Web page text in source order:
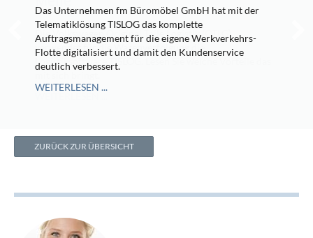
Das Unternehmen fm Büromöbel GmbH hat mit der
Telematiklösung TISLOG das komplette
Auftragsmanagement für die eigene Werkverkehrs-
Flotte digitalisiert und damit den Kundenservice
deutlich verbessert.
WEITERLESEN ...
ZURÜCK ZUR ÜBERSICHT